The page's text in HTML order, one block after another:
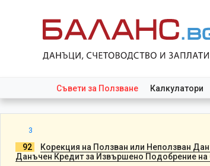
Съвети за Ползване Калкулатори
3
92
Корекция на Ползван или Неползван
Данъчен Кредит за Извършено Подобрение